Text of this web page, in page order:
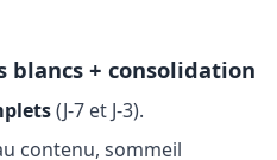
blancs + consolidation
(J-7 et J-3).
contenu, sommeil